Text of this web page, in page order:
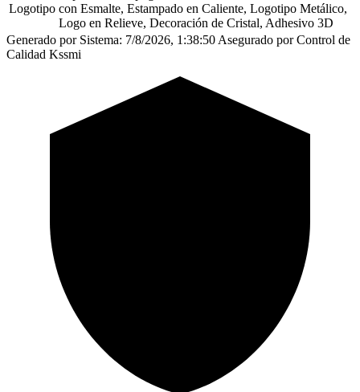
Logotipo con Esmalte, Estampado en Caliente, Logotipo Metálico,
Logo en Relieve, Decoración de Cristal, Adhesivo 3D
Generado por Sistema: 7/8/2026, 1:38:50 Asegurado por Control de
Calidad Kssmi